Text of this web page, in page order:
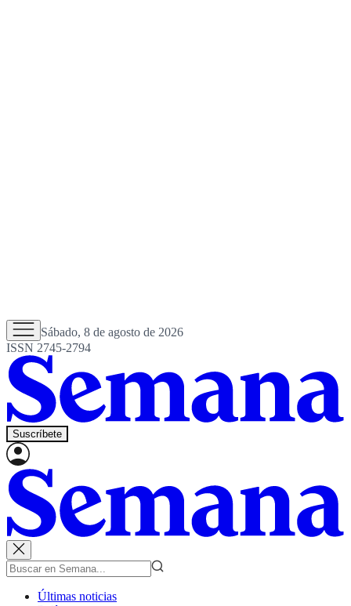
Sábado, 8 de agosto de 2026
ISSN 2745-2794
Suscríbete
Últimas noticias